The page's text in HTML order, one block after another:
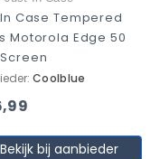
Case Tempered
Motorola Edge 50
Coolblue
Bekijk bij aanbieder